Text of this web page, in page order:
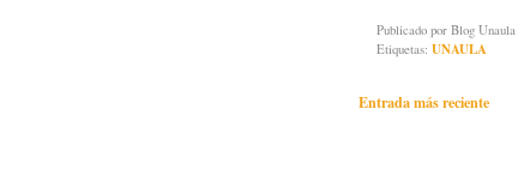
Publicado por Blog Unaula
Etiquetas: UNAULA
Entrada más reciente